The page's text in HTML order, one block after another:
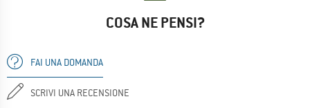
COSA NE PENSI?
FAI UNA DOMANDA
SCRIVI UNA RECENSIONE